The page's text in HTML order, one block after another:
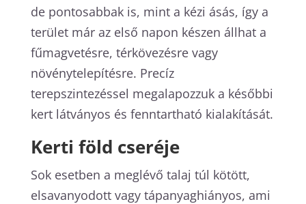
de pontosabbak is, mint a kézi ásás, így a
terület már az első napon készen állhat a
fűmagvetésre, térkövezésre vagy
növénytelepítésre. Precíz
terepszintezéssel megalapozzuk a későbbi
kert látványos és fenntartható kialakítását.
Kerti föld cseréje
Sok esetben a meglévő talaj túl kötött,
elsavanyodott vagy tápanyaghiányos, ami